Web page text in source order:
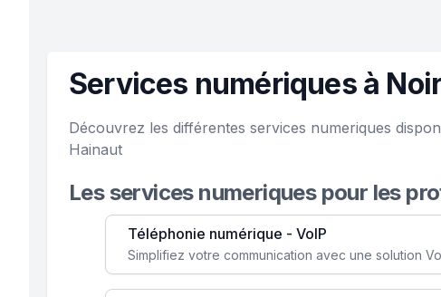
Services numériques à
Découvrez les différentes services numeriques
Hainaut
Les services numeriques pour les
Téléphonie numérique - VoIP